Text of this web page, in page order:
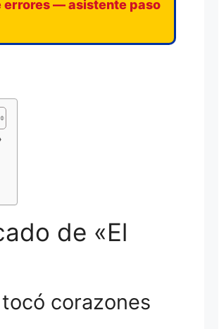
errores — asistente paso
de «El
corazones